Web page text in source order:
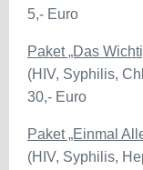
5,- Euro
Paket „Das
(HIV, Syphilis,
30,- Euro
Paket „Einmal
(HIV, Syphilis,